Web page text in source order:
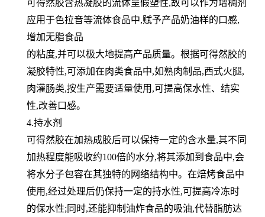
可得然胶含热凝胶的流体呈假塑性,故可以作为增稠剂
应用于色拉音等流体食品中,赋予产品奶油样的口感,
增加无脂食品
的粘度,并可以极大地提高产品质量。根据可得然胶的
凝胶特性,可添加在肉类食品中,如熟肉制品,西式火腿,
肉灌肠类,按生产需要适量使用,可提高保水性、结实
性,改善口感。
4.持水剂
可得然胶在加热成胶后可以保持一定的含水量,其不同
加热程度能吸收约100倍的水分,将其添加到食品中,会
将水分子包容在其独特的网络结构中。在焙烤食品中
使用,经过处理后仍保持一定的持水性,可提高冷冻时
的保水性;同时,还能抑制油炸食品的吸油,代替脂肪达